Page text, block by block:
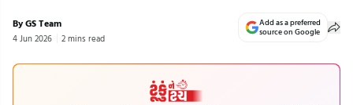
By GS Team
4 Jun 2026 2 mins read
Add as a preferred
source on Google